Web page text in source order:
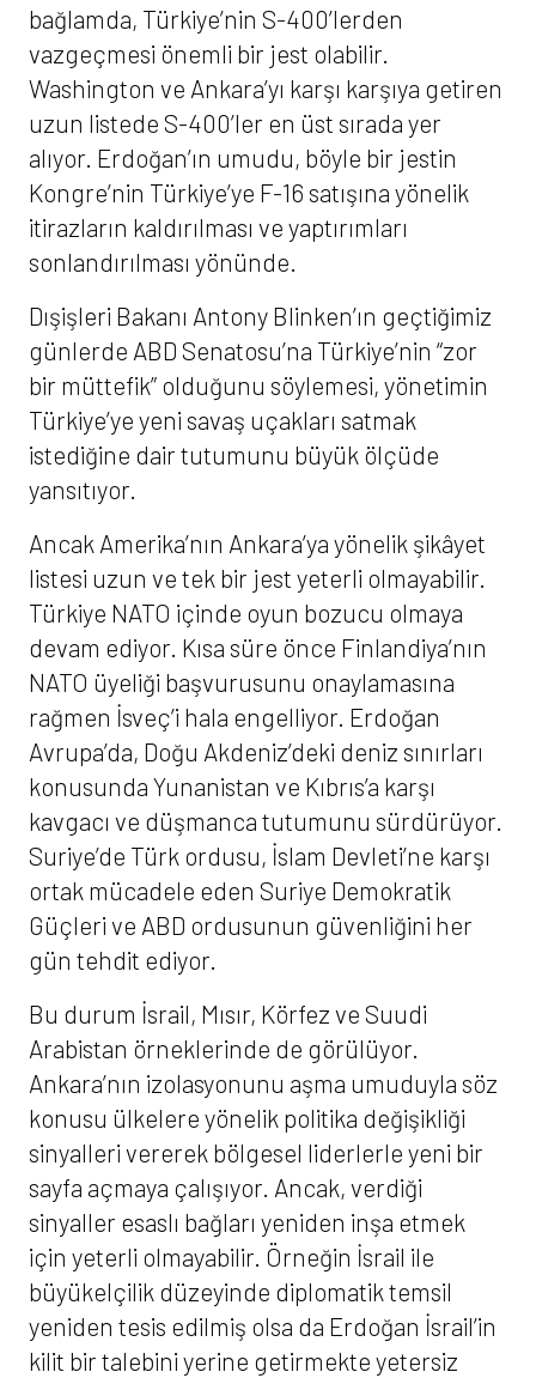
bağlamda, Türkiye’nin S-400’lerden
vazgeçmesi önemli bir jest olabilir.
Washington ve Ankara’yı karşı karşıya getiren
uzun listede S-400’ler en üst sırada yer
alıyor. Erdoğan’ın umudu, böyle bir jestin
Kongre’nin Türkiye’ye F-16 satışına yönelik
itirazların kaldırılması ve yaptırımları
sonlandırılması yönünde.
Dışişleri Bakanı Antony Blinken’ın geçtiğimiz
günlerde ABD Senatosu’na Türkiye’nin “zor
bir müttefik” olduğunu söylemesi, yönetimin
Türkiye’ye yeni savaş uçakları satmak
istediğine dair tutumunu büyük ölçüde
yansıtıyor.
Ancak Amerika’nın Ankara’ya yönelik şikâyet
listesi uzun ve tek bir jest yeterli olmayabilir.
Türkiye NATO içinde oyun bozucu olmaya
devam ediyor. Kısa süre önce Finlandiya’nın
NATO üyeliği başvurusunu onaylamasına
rağmen İsveç’i hala engelliyor. Erdoğan
Avrupa’da, Doğu Akdeniz’deki deniz sınırları
konusunda Yunanistan ve Kıbrıs’a karşı
kavgacı ve düşmanca tutumunu sürdürüyor.
Suriye’de Türk ordusu, İslam Devleti’ne karşı
ortak mücadele eden Suriye Demokratik
Güçleri ve ABD ordusunun güvenliğini her
gün tehdit ediyor.
Bu durum İsrail, Mısır, Körfez ve Suudi
Arabistan örneklerinde de görülüyor.
Ankara’nın izolasyonunu aşma umuduyla söz
konusu ülkelere yönelik politika değişikliği
sinyalleri vererek bölgesel liderlerle yeni bir
sayfa açmaya çalışıyor. Ancak, verdiği
sinyaller esaslı bağları yeniden inşa etmek
için yeterli olmayabilir. Örneğin İsrail ile
büyükelçilik düzeyinde diplomatik temsil
yeniden tesis edilmiş olsa da Erdoğan İsrail’in
kilit bir talebini yerine getirmekte yetersiz